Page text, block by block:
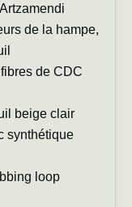
de la hampe,
de CDC
beige clair
synthétique
loop